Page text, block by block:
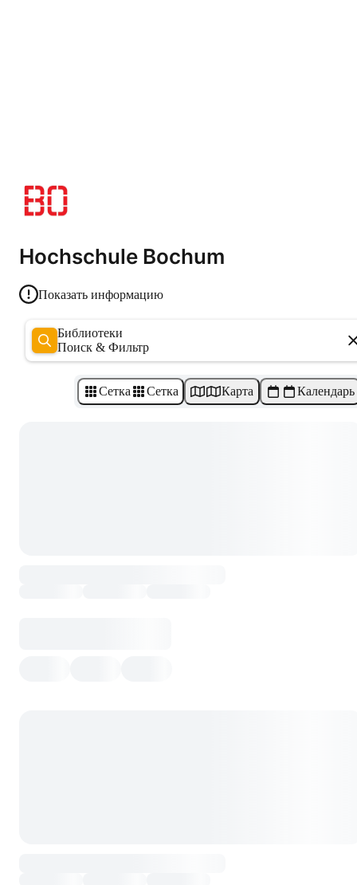
Hochschule Bochum
Показать информацию
Библиотеки
Поиск & Фильтр
Сетка Сетка Карта Календарь